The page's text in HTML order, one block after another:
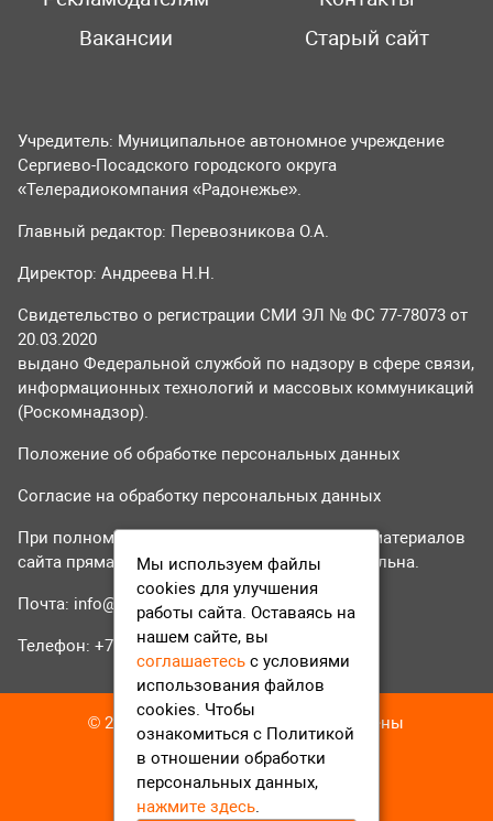
Вакансии
Старый сайт
Учредитель: Муниципальное автономное учреждение
Сергиево-Посадского городского округа
«Телерадиокомпания «Радонежье».
Главный редактор: Перевозникова О.А.
Директор: Андреева Н.Н.
Свидетельство о регистрации СМИ ЭЛ № ФС 77-78073 от
20.03.2020
выдано Федеральной службой по надзору в сфере связи,
информационных технологий и массовых коммуникаций
(Роскомнадзор).
Положение об обработке персональных данных
Согласие на обработку персональных данных
При полном или частичном использовании материалов
сайта прямая гиперссылка на tvr24.tv обязательна.
Почта: info@tvr24.tv
Телефон: +7 (496) 551-04-95
© 2016-2023 ТВР24 Все права защищены
Мы используем файлы
cookies для улучшения
работы сайта. Оставаясь на
нашем сайте, вы
соглашаетесь с условиями
использования файлов
cookies. Чтобы
ознакомиться с Политикой
в отношении обработки
персональных данных,
нажмите здесь.